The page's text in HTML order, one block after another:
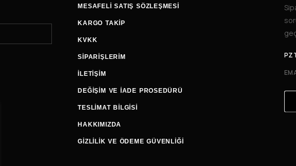
MESAFELİ SATIŞ SÖZLEŞMESİ
KARGO TAKİP
KVKK
SİPARİŞLERİM
İLETIŞIM
DEĞIŞIM VE İADE PROSEDÜRÜ
TESLIMAT BILGISI
HAKKIMIZDA
GİZLİLİK VE ÖDEME GÜVENLİĞİ